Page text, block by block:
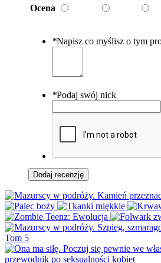
Ocena
*Napisz co myślisz o tym
*Podaj swój nick
Dodaj recenzję